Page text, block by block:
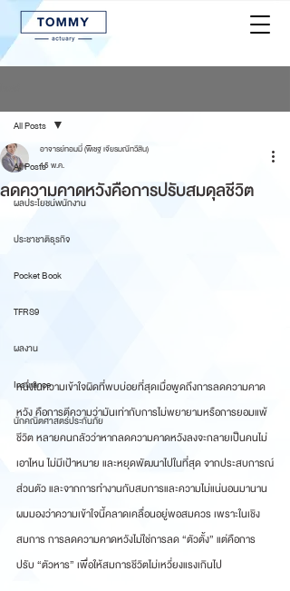
All Posts
ผลประโยชน์พนักงาน
ประชาชาติธุรกิจ
Pocket Book
TFRS9
ผลงาน
Insurance
นักคณิตศาสตร์ประกันภัย
All Posts
ลดความคาดหวังคือการปรับสมดุลชีวิต
อาจารย์ทอมมี่ (พิเชฐ เจียรมณีทวีสิน)
15 พ.ค.
หนึ่งในความเข้าใจผิดที่พบบ่อยที่สุดเมื่อพูดถึงการลดความคาด
หวัง คือการตีความว่ามันเท่ากับการไม่พยายามหรือการยอมแพ้
ชีวิต หลายคนกลัวว่าหากลดความคาดหวังลงจะกลายเป็นคนไม่
เอาไหน ไม่มีเป้าหมาย และหยุดพัฒนาไปในที่สุด จากประสบการณ์
ส่วนตัว และจากการทำงานกับสมการและความไม่แน่นอนมานาน
ผมมองว่าความเข้าใจนี้คลาดเคลื่อนอยู่พอสมควร เพราะในเชิง
สมการ การลดความคาดหวังไม่ใช่การลด “ตัวตั้ง” แต่คือการ
ปรับ “ตัวหาร” เพื่อให้สมการชีวิตไม่เหวี่ยงแรงเกินไป